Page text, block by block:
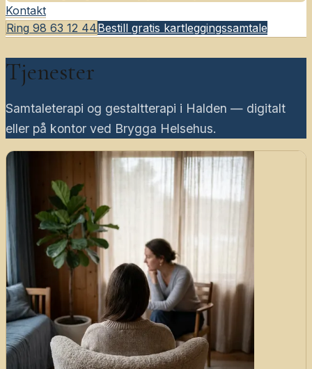
Kontakt
Ring 98 63 12 44Bestill gratis kartleggingssamtale
Tjenester
Samtaleterapi og gestaltterapi i Halden — digitalt
eller på kontor ved Brygga Helsehus.